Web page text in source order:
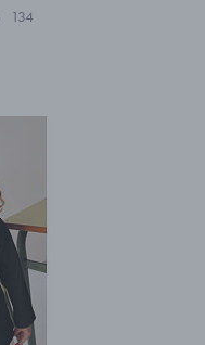
134